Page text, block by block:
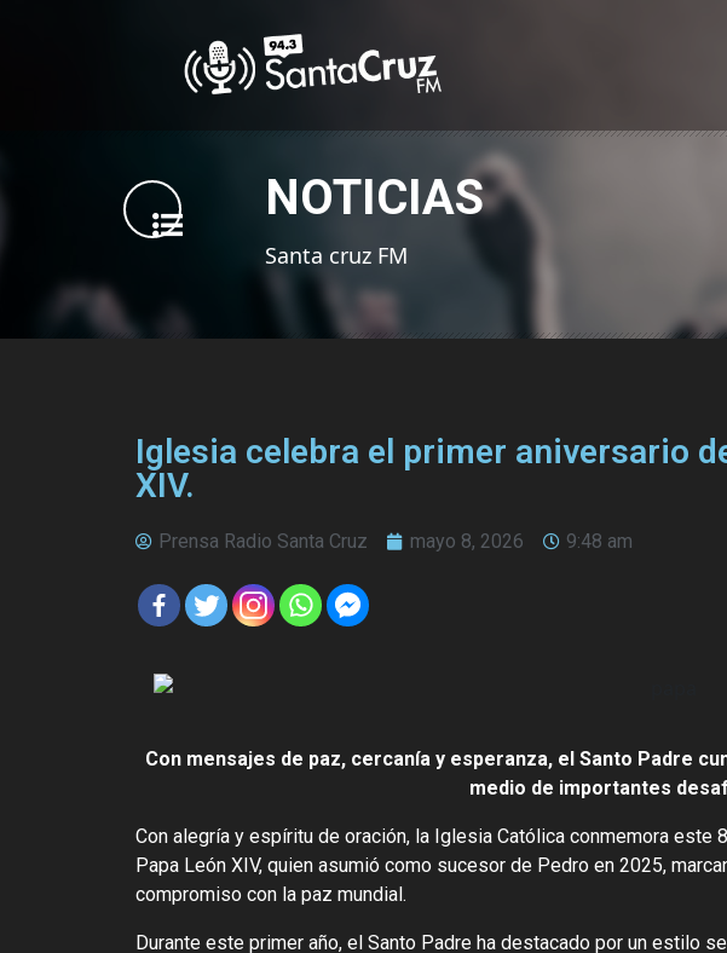
NOTICIAS
Santa cruz FM
Iglesia celebra el primer aniversario
XIV.
Prensa Radio Santa Cruz mayo 8, 2026 9:48 am
Con mensajes de paz, cercanía y esperanza, el Santo Padre
medio de importantes
Con alegría y espíritu de oración, la Iglesia Católica conmemora
Papa León XIV, quien asumió como sucesor de Pedro en 2025,
compromiso con la paz mundial.
Durante este primer año, el Santo Padre ha destacado por un estilo